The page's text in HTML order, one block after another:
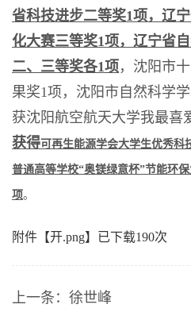
省科技进步二等奖1项，辽
化大赛三等奖1项，辽宁省
二、三等奖各1项，沈阳市
果奖1项，沈阳市自然科学
获沈阳航空航天大学我最喜
获得可再生能源学会大学生优秀科
普通高等学校“奥镁绿意杯”节能环
项。
附件【开.png】已下载190次
上一条： 徐世峰